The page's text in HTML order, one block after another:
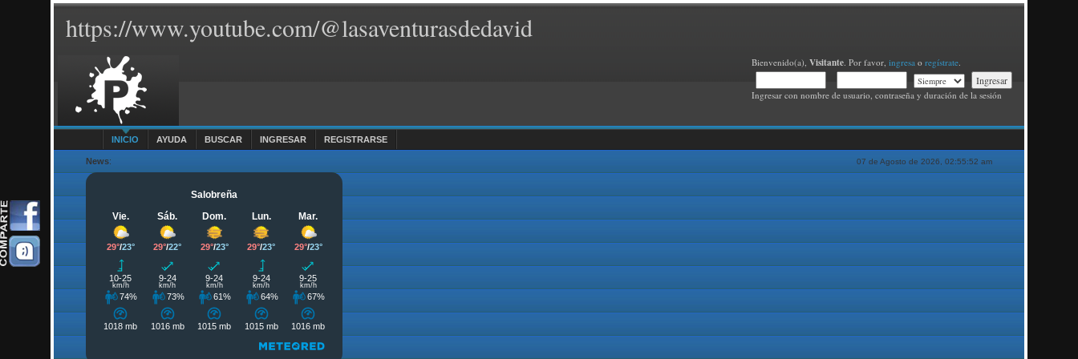
https://www.youtube.com/@lasaventurasdedavid
Bienvenido(a), Visitante. Por favor, ingresao regístrate.
Ingresar con nombre de usuario, contraseña y duración de la sesión
INICIO AYUDA BUSCAR INGRESAR REGISTRARSE
07 de Agosto de 2026, 02:55:52 am
News: